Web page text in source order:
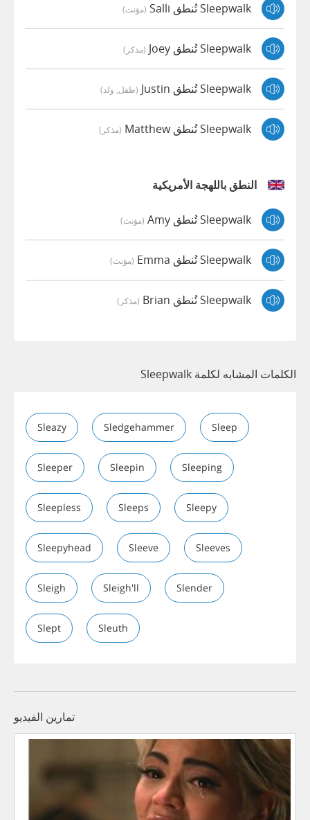
Sleepwalk تُنطق Salli (مؤنث)
Sleepwalk تُنطق Joey (مذكر)
Sleepwalk تُنطق Justin (طفل, ولد)
Sleepwalk تُنطق Matthew (مذكر)
النطق باللهجة الأمريكية
Sleepwalk تُنطق Amy (مؤنث)
Sleepwalk تُنطق Emma (مؤنث)
Sleepwalk تُنطق Brian (مذكر)
الكلمات المشابه لكلمة Sleepwalk
Sleazy Sledgehammer Sleep
Sleeper Sleepin Sleeping
Sleepless Sleeps Sleepy
Sleepyhead Sleeve Sleeves
Sleigh Sleigh'll Slender
Slept Sleuth
تمارين الفيديو